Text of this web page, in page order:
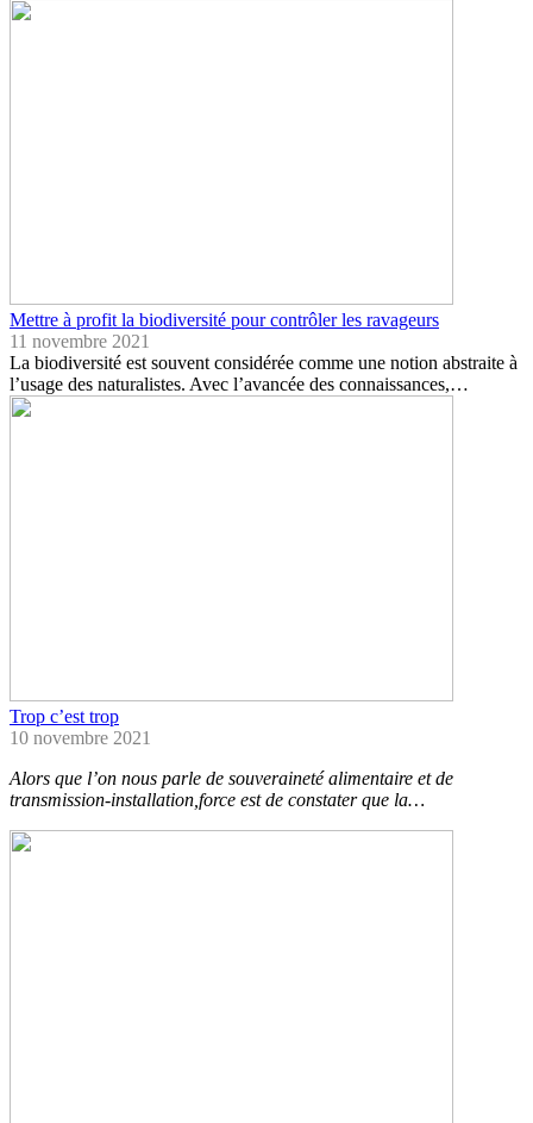
Mettre à profit la biodiversité pour contrôler les ravageurs
11 novembre 2021
La biodiversité est souvent considérée comme une notion abstraite à
l’usage des naturalistes. Avec l’avancée des connaissances,…
Trop c’est trop
10 novembre 2021
Alors que l’on nous parle de souveraineté alimentaire et de
transmission-installation,force est de constater que la…